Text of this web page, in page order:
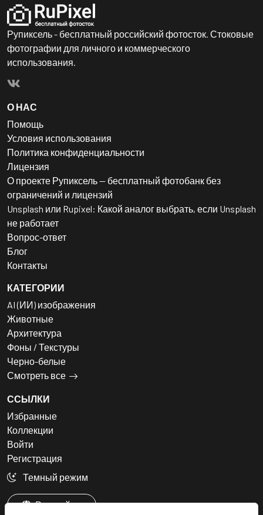
Рупиксель - бесплатный российский фотосток. Стоковые
фотографии для личного и коммерческого
использования.
О НАС
Помощь
Условия использования
Политика конфиденциальности
Лицензия
О проекте Рупиксель — бесплатный фотобанк без
ограничений и лицензий
Unsplash или Rupixel: Какой аналог выбрать, если Unsplash
не работает
Вопрос-ответ
Блог
Контакты
КАТЕГОРИИ
AI (ИИ) изображения
Животные
Архитектура
Фоны / Текстуры
Черно-белые
Смотреть все
ССЫЛКИ
Избранные
Коллекции
Войти
Регистрация
Темный режим
Русский